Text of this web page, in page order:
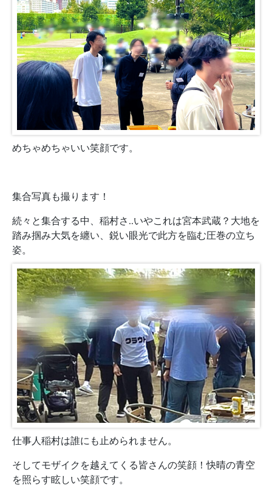
めちゃめちゃいい笑顔です。
集合写真も撮ります！
続々と集合する中、稲村さ..いやこれは宮本武蔵？大地を
踏み掴み大気を纏い、鋭い眼光で此方を臨む圧巻の立ち
姿。
仕事人稲村は誰にも止められません。
そしてモザイクを越えてくる皆さんの笑顔！快晴の青空
を照らす眩しい笑顔です。